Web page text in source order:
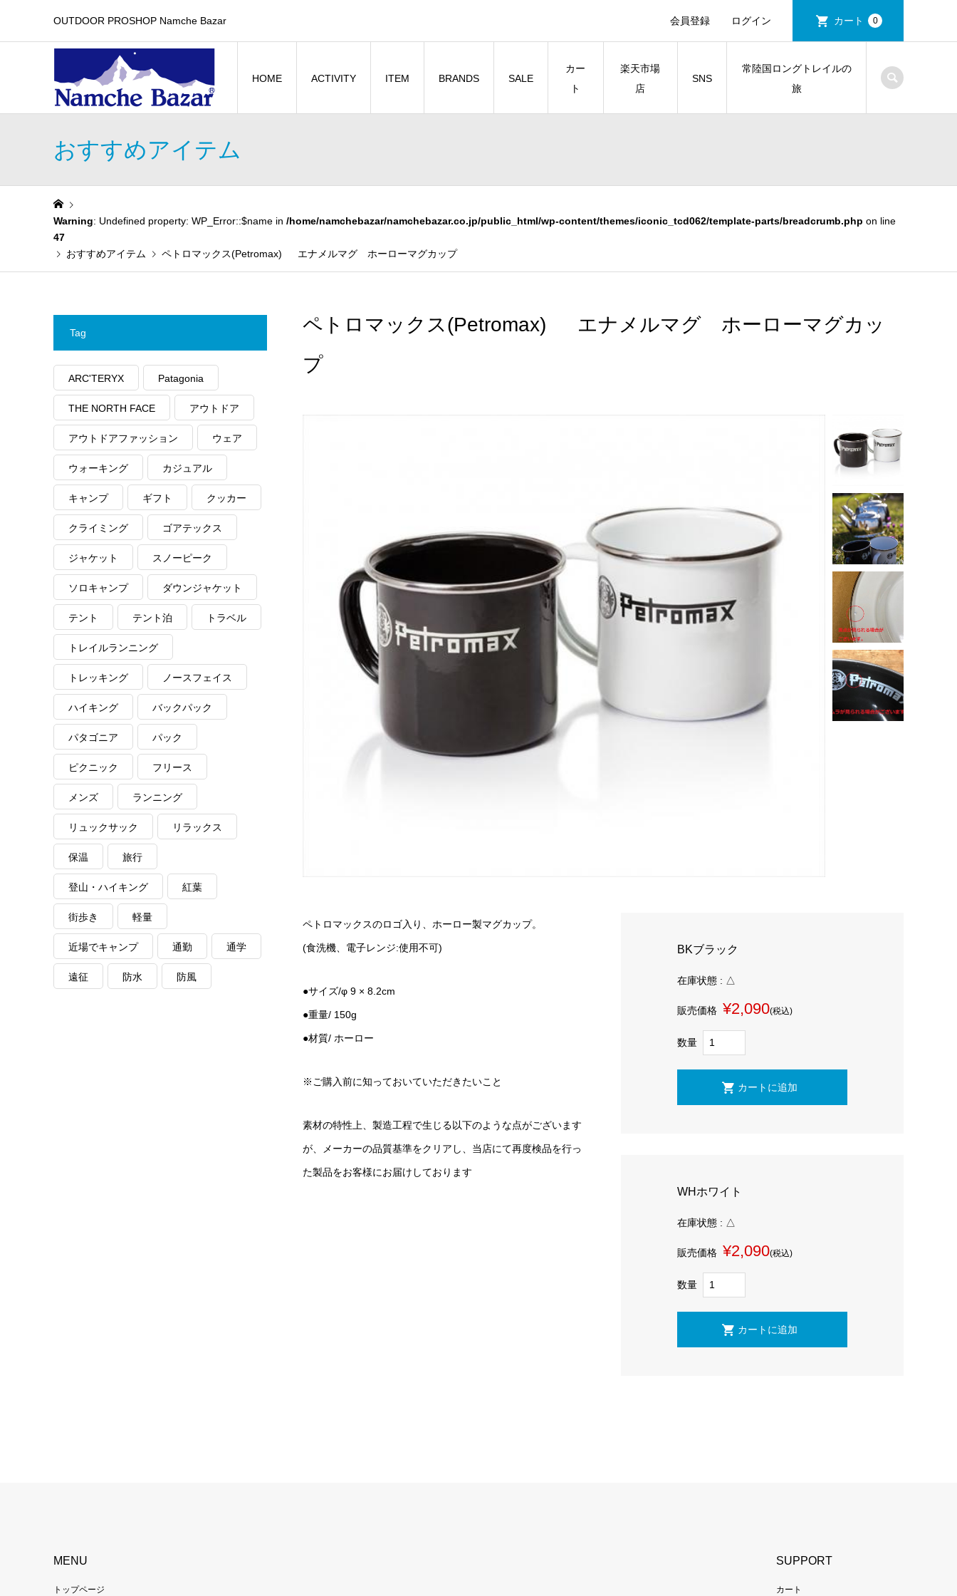
OUTDOOR PROSHOP Namche Bazar 会員登録 ログイン カート 0
HOME ACTIVITY ITEM BRANDS SALE
カー
ト
楽天市場
店
SNS
常陸国ロングトレイルの
旅
おすすめアイテム
Warning: Undefined property: WP_Error::$name in /home/namchebazar/namchebazar.co.jp/public_html/wp-content/themes/iconic_tcd062/template-parts/breadcrumb.php on line
47
おすすめアイテム
ペトロマックス(Petromax) エナメルマグ ホーローマグカップ
ペトロマックス(Petromax) エナメルマグ ホーローマグカッ
プ
ペトロマックスのロゴ入り、ホーロー製マグカップ。
(食洗機、電子レンジ:使用不可)
●サイズ/φ 9 × 8.2cm
●重量/ 150g
●材質/ ホーロー
※ご購入前に知っておいていただきたいこと
素材の特性上、製造工程で生じる以下のような点がございます
が、メーカーの品質基準をクリアし、当店にて再度検品を行っ
た製品をお客様にお届けしております
BKブラック
在庫状態 : △
販売価格 ¥2,090(税込)
数量
WHホワイト
在庫状態 : △
販売価格 ¥2,090(税込)
数量
Tag
ARC'TERYX Patagonia
THE NORTH FACE アウトドア
アウトドアファッション ウェア
ウォーキング カジュアル
キャンプ ギフト クッカー
クライミング ゴアテックス
ジャケット スノーピーク
ソロキャンプ ダウンジャケット
テント テント泊 トラベル
トレイルランニング
トレッキング ノースフェイス
ハイキング バックパック
パタゴニア パック
ピクニック フリース
メンズ ランニング
リュックサック リラックス
保温 旅行
登山・ハイキング 紅葉
街歩き 軽量
近場でキャンプ 通勤 通学
遠征 防水 防風
MENU
トップページ
SUPPORT
カート